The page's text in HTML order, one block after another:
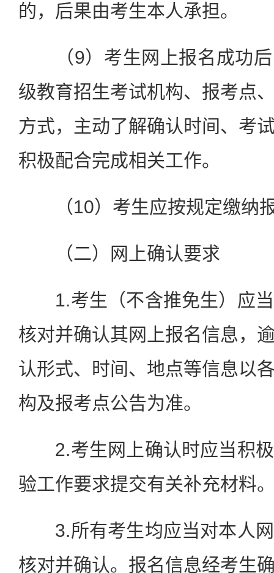
的，后果由考生本人承担。
（9）考生网上报名成功后
级教育招生考试机构、报考点
方式，主动了解确认时间、考
积极配合完成相关工作。
（10）考生应按规定缴纳
（二）网上确认要求
1.考生（不含推免生）应当
核对并确认其网上报名信息，
认形式、时间、地点等信息以
构及报考点公告为准。
2.考生网上确认时应当积极
验工作要求提交有关补充材料
3.所有考生均应当对本人网
核对并确认。报名信息经考生